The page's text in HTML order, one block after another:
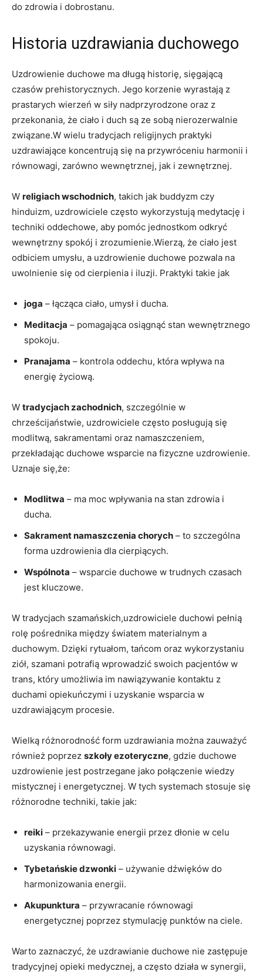
do zdrowia i dobrostanu.
Historia uzdrawiania duchowego
Uzdrowienie duchowe ma długą historię, sięgającą
czasów prehistorycznych. Jego korzenie wyrastają z
prastarych wierzeń w siły nadprzyrodzone oraz z
przekonania, że ciało i duch są ze sobą nierozerwalnie
związane.W wielu tradycjach religijnych praktyki
uzdrawiające koncentrują się na przywróceniu harmonii i
równowagi, zarówno wewnętrznej, jak i zewnętrznej.
W religiach wschodnich, takich jak buddyzm czy
hinduizm, uzdrowiciele często wykorzystują medytację i
techniki oddechowe, aby pomóc jednostkom odkryć
wewnętrzny spokój i zrozumienie.Wierzą, że ciało jest
odbiciem umysłu, a uzdrowienie duchowe pozwala na
uwolnienie się od cierpienia i iluzji. Praktyki takie jak
joga – łącząca ciało, umysł i ducha.
Meditacja – pomagająca osiągnąć stan wewnętrznego
spokoju.
Pranajama – kontrola oddechu, która wpływa na
energię życiową.
W tradycjach zachodnich, szczególnie w
chrześcijaństwie, uzdrowiciele często posługują się
modlitwą, sakramentami oraz namaszczeniem,
przekładając duchowe wsparcie na fizyczne uzdrowienie.
Uznaje się,że:
Modlitwa – ma moc wpływania na stan zdrowia i
ducha.
Sakrament namaszczenia chorych – to szczególna
forma uzdrowienia dla cierpiących.
Wspólnota – wsparcie duchowe w trudnych czasach
jest kluczowe.
W tradycjach szamańskich,uzdrowiciele duchowi pełnią
rolę pośrednika między światem materialnym a
duchowym. Dzięki rytuałom, tańcom oraz wykorzystaniu
ziół, szamani potrafią wprowadzić swoich pacjentów w
trans, który umożliwia im nawiązywanie kontaktu z
duchami opiekuńczymi i uzyskanie wsparcia w
uzdrawiającym procesie.
Wielką różnorodność form uzdrawiania można zauważyć
również poprzez szkoły ezoteryczne, gdzie duchowe
uzdrowienie jest postrzegane jako połączenie wiedzy
mistycznej i energetycznej. W tych systemach stosuje się
różnorodne techniki, takie jak:
reiki – przekazywanie energii przez dłonie w celu
uzyskania równowagi.
Tybetańskie dzwonki – używanie dźwięków do
harmonizowania energii.
Akupunktura – przywracanie równowagi
energetycznej poprzez stymulację punktów na ciele.
Warto zaznaczyć, że uzdrawianie duchowe nie zastępuje
tradycyjnej opieki medycznej, a często działa w synergii,